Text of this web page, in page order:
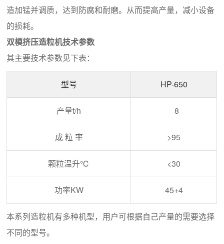
造加锰并调质，达到防腐和耐磨。从而提高产量，减小设备
的损耗。
双模挤压造粒机技术参数
其主要技术参数见下表：
型号 HP-650
产量t/h 8
成 粒 率 >95
颗粒温升℃ <30
功率KW 45+4
本系列造粒机有多种机型，用户可根据自己产量的需要选择
不同的型号。